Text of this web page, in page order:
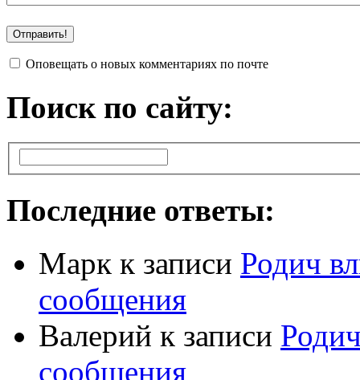
Оповещать о новых комментариях по почте
Поиск по сайту:
Последние ответы:
Марк к записи Родич
сообщения
Валерий к записи
сообщения